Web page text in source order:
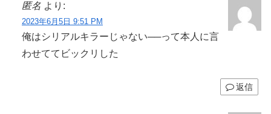
匿名 より:
2023年6月5日 9:51 PM
俺はシリアルキラーじゃない──って本人に言
わせててビックリした
返信